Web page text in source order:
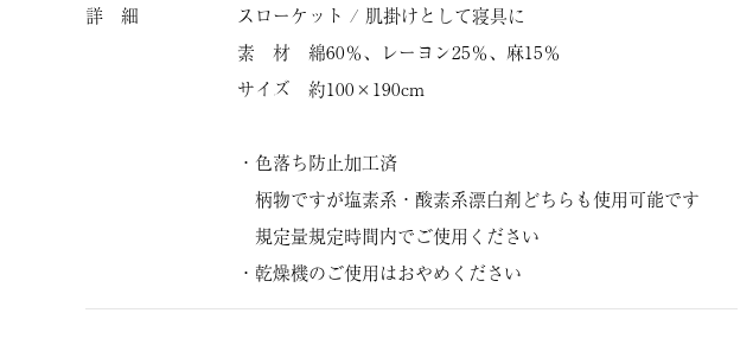
詳 細
スローケット / 肌掛けとして寝具に
素 材 綿60％、レーヨン25％、麻15％
サイズ 約100×190cm
・色落ち防止加工済
柄物ですが塩素系・酸素系漂白剤どちらも使用可能です
規定量規定時間内でご使用ください
・乾燥機のご使用はおやめください